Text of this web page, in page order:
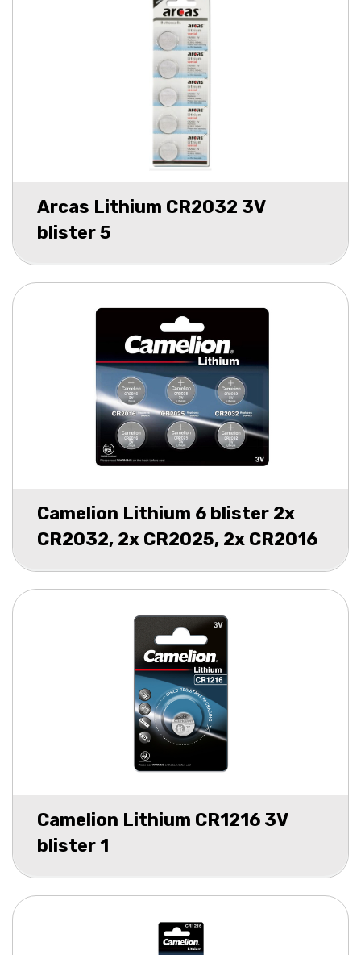
Arcas Lithium CR2032 3V
blister 5
Camelion Lithium 6 blister 2x
CR2032, 2x CR2025, 2x CR2016
Camelion Lithium CR1216 3V
blister 1